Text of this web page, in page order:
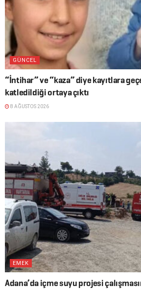
GÜNCEL
“İntihar” ve “kaza” diye kayıtlara
katledildiği ortaya çıktı
8 AĞUSTOS 2026
EMEK
Adana’da içme suyu projesi